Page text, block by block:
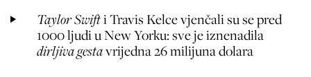
Taylor Swifti Travis Kelce vjenčali su se pred
1000 ljudi u New Yorku: sve je iznenadila
dirljiva gestavrijedna 26 milijuna dolara